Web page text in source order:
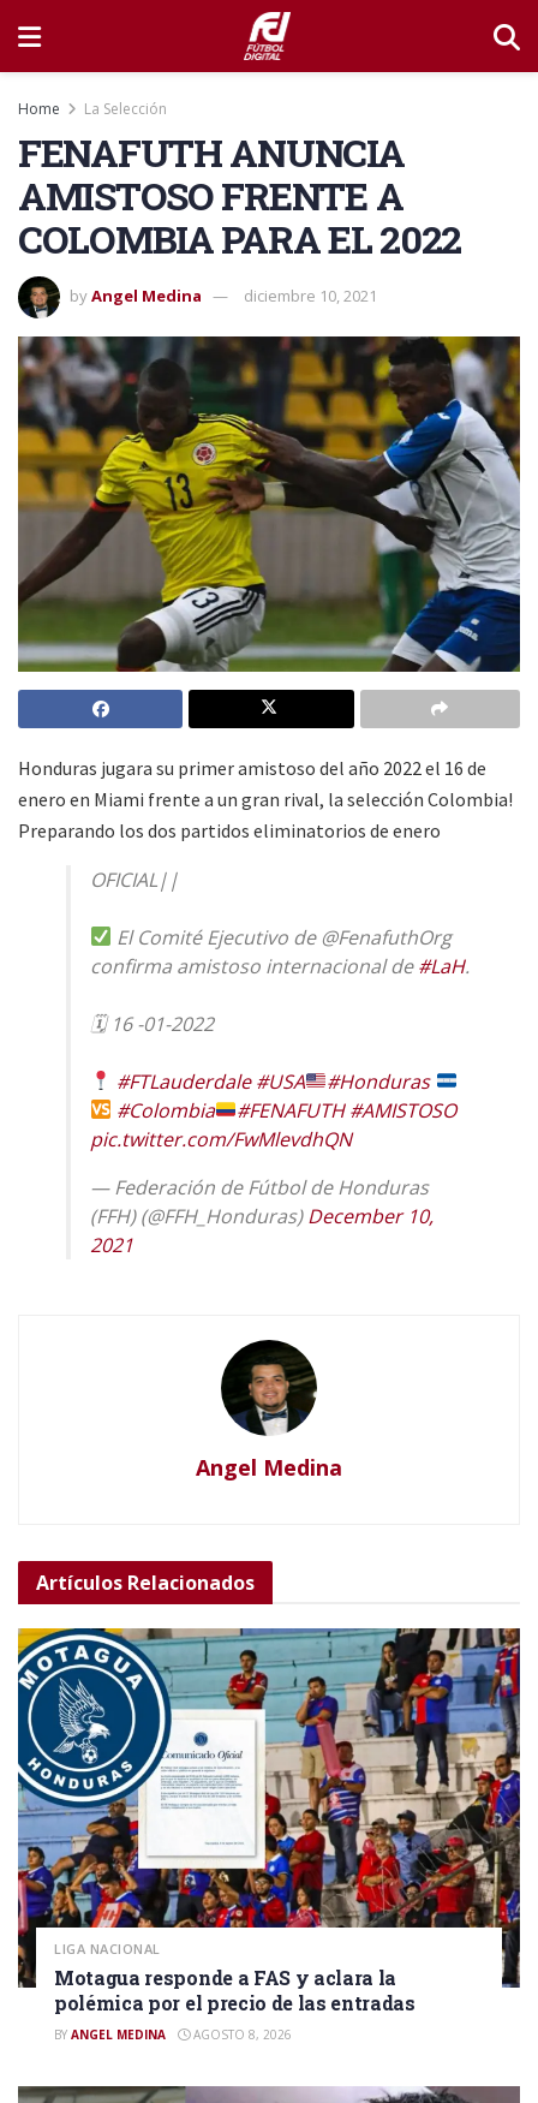
Home La Selección
FENAFUTH ANUNCIA
AMISTOSO FRENTE A
COLOMBIA PARA EL 2022
byAngel Medina diciembre 10, 2021
Honduras jugara su primer amistoso del año 2022 el 16 de
enero en Miami frente a un gran rival, la selección Colombia!
Preparando los dos partidos eliminatorios de enero
OFICIAL||
El Comité Ejecutivo de @FenafuthOrg
confirma amistoso internacional de#LaH.
🗓 16 -01-2022
#FTLauderdale #USA
#Honduras
#Colombia
#FENAFUTH #AMISTOSO
pic.twitter.com/FwMlevdhQN
— Federación de Fútbol de Honduras
(FFH) (@FFH_Honduras)December 10,
2021
Angel Medina
Artículos Relacionados
LIGA NACIONAL
Motagua responde a FAS y aclara la
polémica por el precio de las entradas
BY ANGEL MEDINA AGOSTO 8, 2026